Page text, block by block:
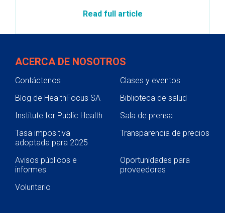
Read full article
ACERCA DE NOSOTROS
Contáctenos
Clases y eventos
Blog de HealthFocus SA
Biblioteca de salud
Institute for Public Health
Sala de prensa
Tasa impositiva
adoptada para 2025
Transparencia de precios
Avisos públicos e
informes
Oportunidades para
proveedores
Voluntario